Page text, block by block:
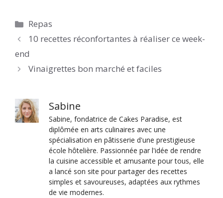
Catégories
Repas
10 recettes réconfortantes à réaliser ce week-
end
Vinaigrettes bon marché et faciles
Sabine
Sabine, fondatrice de Cakes Paradise, est
diplômée en arts culinaires avec une
spécialisation en pâtisserie d'une prestigieuse
école hôtelière. Passionnée par l'idée de rendre
la cuisine accessible et amusante pour tous, elle
a lancé son site pour partager des recettes
simples et savoureuses, adaptées aux rythmes
de vie modernes.